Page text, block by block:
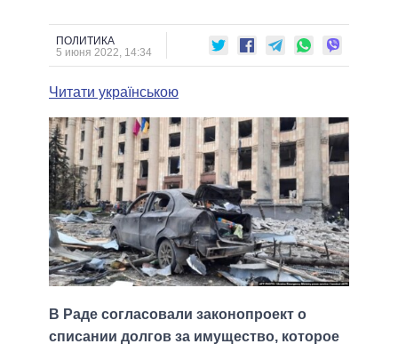
МЭРЫ
ВСЕ ПЕРСОНЫ
СРАВНЕНИЕ ПОЛИТИКОВ
ПОЛИТИКА
5 июня 2022, 14:34
Читати українською
В Раде согласовали законопроект о
списании долгов за имущество, которое